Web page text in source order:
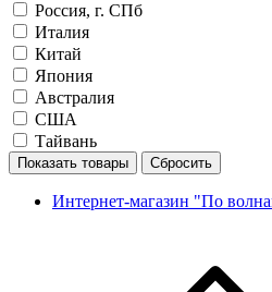
Россия, г. СПб
Италия
Китай
Япония
Австралия
США
Тайвань
Показать товары Сбросить
Интернет-магазин "По